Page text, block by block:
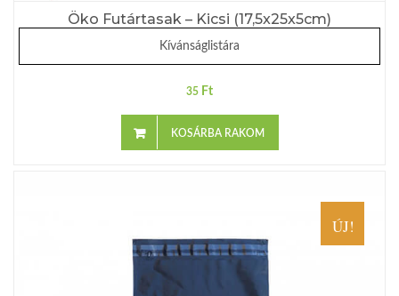
Öko Futártasak – Kicsi (17,5x25x5cm)
Kívánságlistára
35 Ft
KOSÁRBA RAKOM
ÚJ!